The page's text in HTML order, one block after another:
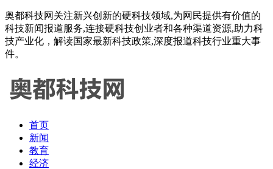
奥都科技网关注新兴创新的硬科技领域,为网民提供有价值的
科技新闻报道服务,连接硬科技创业者和各种渠道资源,助力科
技产业化，解读国家最新科技政策,深度报道科技行业重大事
件。
首页
新闻
教育
经济